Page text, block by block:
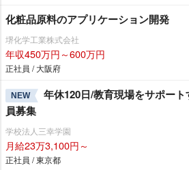
化粧品原料のアプリケーション開発
堺化学工業株式会社
年収450万円～600万円
正社員 / 大阪府
NEW
年休120日/教育現場をサポー
員募集
学校法人三幸学園
月給23万3,100円～
正社員 / 東京都